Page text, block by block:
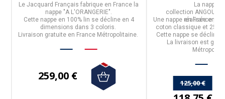
Le Jacquard Français fabrique en France la
nappe "A L'ORANGERIE".
Cette nappe en 100% lin se décline en 4
dimensions dans 3 coloris.
Livraison gratuite en France Métropolitaine.
259,00 €
La nappe
collection ANGOUME
en Francepar
Une nappe réalisée en
coton classique et 25%
Cette nappe se décline
La livraison est
125,00 €